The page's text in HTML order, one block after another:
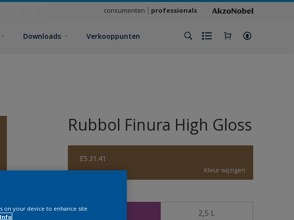
consumenten professionals
Downloads Verkooppunten
Rubbol Finura High Gloss
E5.31.41
Kleur wijzigen
2,5 L
on your device to enhance site
Info